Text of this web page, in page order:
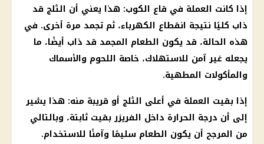
إذا كانت العملة في قاع الكوب: هذا يعني أن الثلج قد
ذاب كليًا نتيجة انقطاع الكهرباء، ثم تجمد مرة أخرى. في
هذه الحالة، قد يكون الطعام المجمد قد ذاب أيضًا، ما
يجعله غير آمن للاستهلاك، خاصة اللحوم والأسماك
والمأكولات المطهية.
إذا بقيت العملة في أعلى الثلج أو قريبة منه: هذا يشير
إلى أن درجة الحرارة داخل الفريزر بقيت ثابتة، وبالتالي
من المرجح أن يكون الطعام سليمًا وآمنًا للاستخدام.